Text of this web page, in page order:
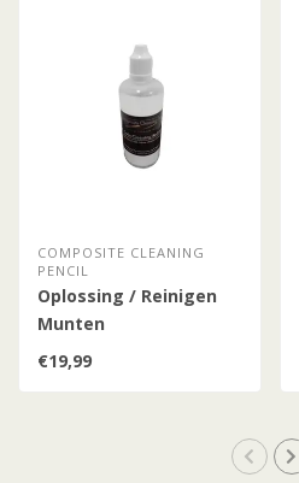
COMPOSITE CLEANING
PENCIL
Oplossing / Reinigen
Munten
€19,99